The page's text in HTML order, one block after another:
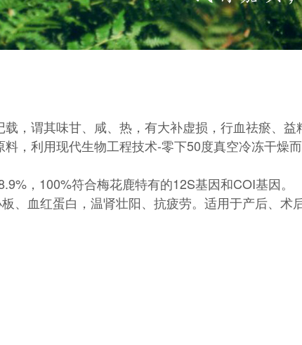
，谓其味甘、咸、热，有大补虚损，行血祛瘀、益
，利用现代生物工程技术-零下50度真空冷冻干燥
，100%符合梅花鹿特有的12S基因和COI基因。
、血红蛋白，温肾壮阳、抗疲劳。适用于产后、术